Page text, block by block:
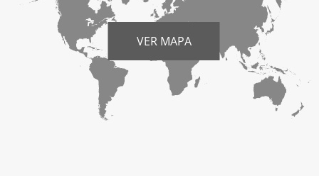
VER MAPA